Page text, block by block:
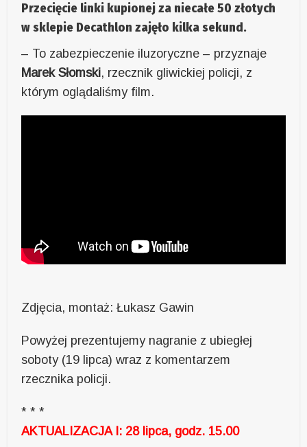
Przecięcie linki kupionej za niecałe 50 złotych
w sklepie Decathlon zajęło kilka sekund.
– To zabezpieczenie iluzoryczne – przyznaje
Marek Słomski, rzecznik gliwickiej policji, z
którym oglądaliśmy film.
Zdjęcia, montaż: Łukasz Gawin
Powyżej prezentujemy nagranie z ubiegłej
soboty (19 lipca) wraz z komentarzem
rzecznika policji.
* * *
AKTUALIZACJA I: 28 lipca, godz. 15.00